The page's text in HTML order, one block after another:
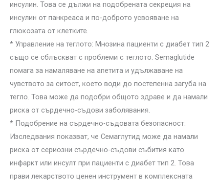
инсулин. Това се дължи на подобрената секреция на
инсулин от панкреаса и по-доброто усвояване на
глюкозата от клетките.
* Управление на теглото: Мнозина пациенти с диабет тип 2
също се сблъскват с проблеми с теглото. Semaglutide
помага за намаляване на апетита и удължаване на
чувството за ситост, което води до постепенна загуба на
тегло. Това може да подобри общото здраве и да намали
риска от сърдечно-съдови заболявания.
* Подобрение на сърдечно-съдовата безопасност:
Изследвания показват, че Семаглутид може да намали
риска от сериозни сърдечно-съдови събития като
инфаркт или инсулт при пациенти с диабет тип 2. Това
прави лекарството ценен инструмент в комплексната